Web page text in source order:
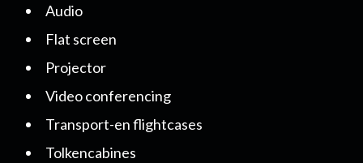
Audio
Flat screen
Projector
Video conferencing
Transport-en flightcases
Tolkencabines